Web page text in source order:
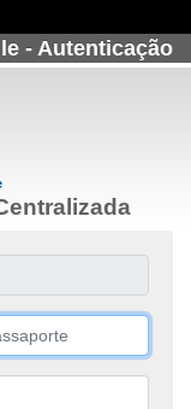
- Autenticação